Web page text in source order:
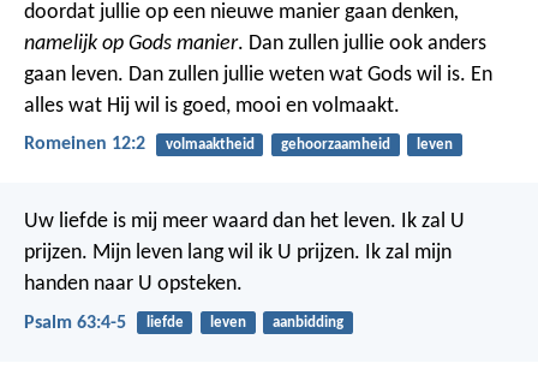
doordat jullie op een nieuwe manier gaan denken,
namelijk op Gods manier. Dan zullen jullie ook anders
gaan leven. Dan zullen jullie weten wat Gods wil is. En
alles wat Hij wil is goed, mooi en volmaakt.
Romeinen 12:2 volmaaktheid gehoorzaamheid leven
Uw liefde is mij meer waard dan het leven. Ik zal U
prijzen. Mijn leven lang wil ik U prijzen. Ik zal mijn
handen naar U opsteken.
Psalm 63:4-5 liefde leven aanbidding